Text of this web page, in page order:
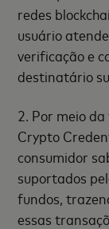
redes
usuário
verificação e
destinatário
2. Por meio
Crypto
consumidor
suportados
fundos,
essas